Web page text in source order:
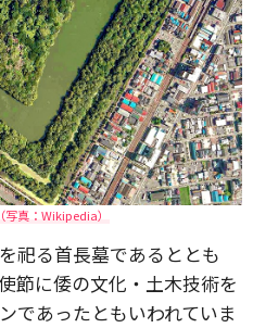
真：Wikipedia）
祀る首長墓であるととも
節に倭の文化・土木技術を
であったともいわれていま